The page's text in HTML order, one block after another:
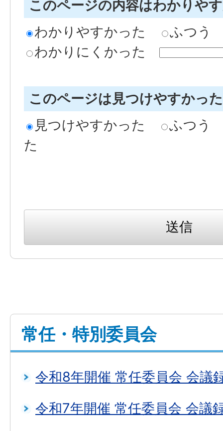
このページの内容はわかりや
わかりやすかった
ふつう
わかりにくかった
このページは見つけやすかっ
見つけやすかった
ふつう
た
常任・特別委員会
令和8年開催 常任委員会 会議
令和7年開催 常任委員会 会議